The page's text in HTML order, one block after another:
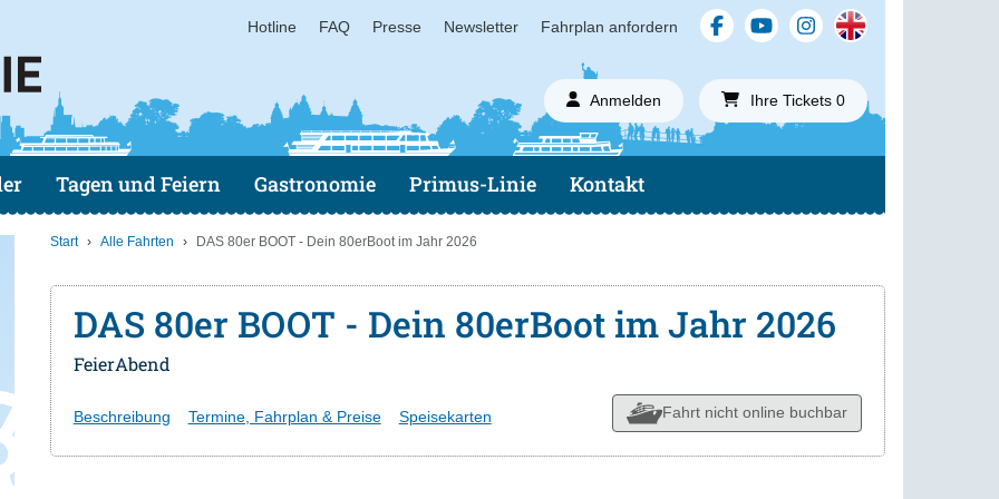
Hotline FAQ Presse Newsletter Fahrplan anfordern
Anmelden Ihre Tickets 0
Tagen und Feiern Gastronomie Primus-Linie Kontakt
Start Alle Fahrten DAS 80er BOOT - Dein 80erBoot im Jahr 2026
DAS 80er BOOT - Dein 80erBoot im Jahr 2026
FeierAbend
Beschreibung Termine, Fahrplan & Preise Speisekarten Fahrt nicht online buchbar